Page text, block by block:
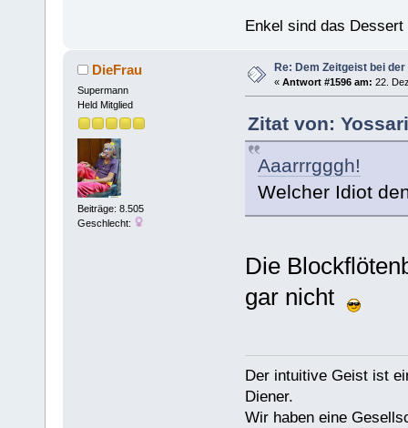
Enkel sind das Dessert
DieFrau
Supermann
Held Mitglied
Beiträge: 8.505
Geschlecht:
Re: Dem Zeitgeist bei
« Antwort #1596 am: 22.
Zitat von:
Aaarrrgggh!
Welcher Idiot
Die
gar nicht
Der intuitive Geist ist
Diener.
Wir haben eine